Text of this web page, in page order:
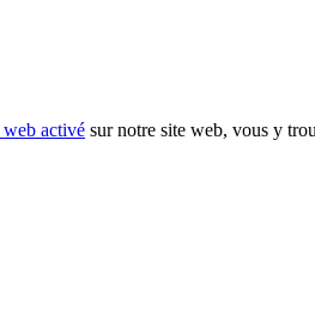
web activé sur notre site web, vous y